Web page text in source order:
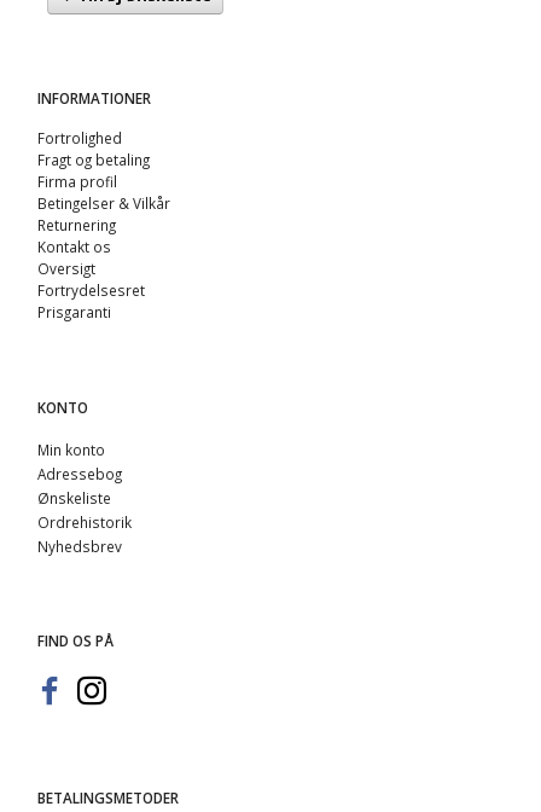
INFORMATIONER
Fortrolighed
Fragt og betaling
Firma profil
Betingelser & Vilkår
Returnering
Kontakt os
Oversigt
Fortrydelsesret
Prisgaranti
KONTO
Min konto
Adressebog
Ønskeliste
Ordrehistorik
Nyhedsbrev
FIND OS PÅ
BETALINGSMETODER